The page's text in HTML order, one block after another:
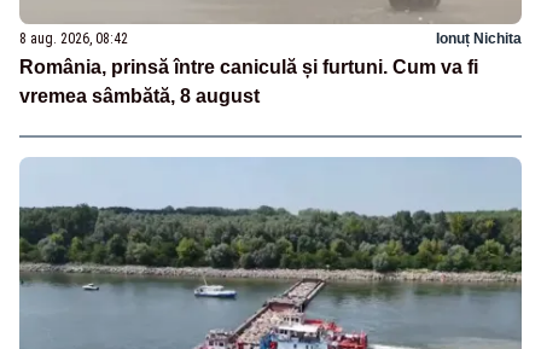
8 aug. 2026, 08:42 Ionuț Nichita
România, prinsă între caniculă și furtuni. Cum va fi
vremea sâmbătă, 8 august